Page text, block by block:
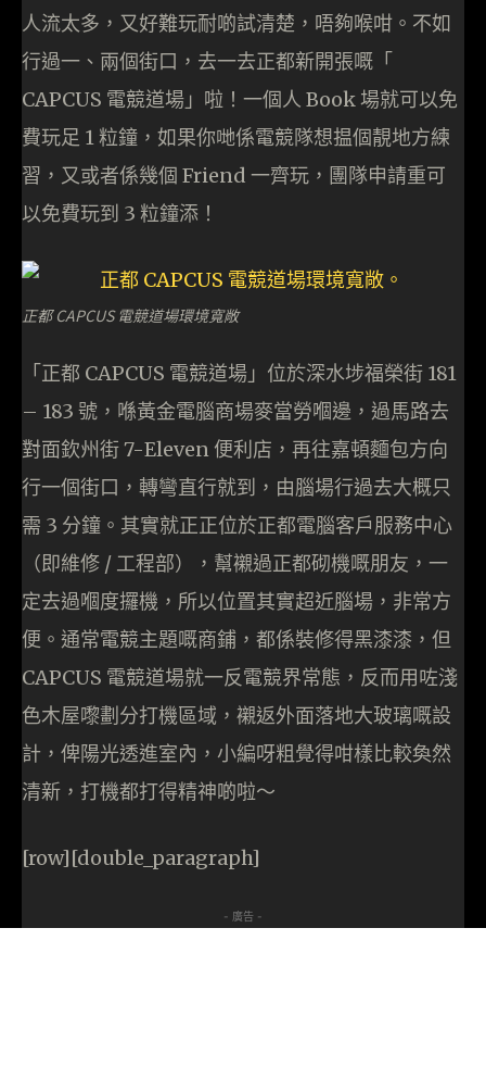
人流太多，又好難玩耐啲試清楚，唔夠喉咁。不如
行過一、兩個街口，去一去正都新開張嘅「
CAPCUS 電競道場」啦！一個人 Book 場就可以免
費玩足 1 粒鐘，如果你哋係電競隊想揾個靚地方練
習，又或者係幾個 Friend 一齊玩，團隊申請重可
以免費玩到 3 粒鐘添！
正都 CAPCUS 電競道場環境寬敞
「正都 CAPCUS 電競道場」位於深水埗福榮街 181
– 183 號，喺黃金電腦商場麥當勞嗰邊，過馬路去
對面欽州街 7-Eleven 便利店，再往嘉頓麵包方向
行一個街口，轉彎直行就到，由腦場行過去大概只
需 3 分鐘。其實就正正位於正都電腦客戶服務中心
（即維修 / 工程部），幫襯過正都砌機嘅朋友，一
定去過嗰度攞機，所以位置其實超近腦場，非常方
便。通常電競主題嘅商鋪，都係裝修得黑漆漆，但
CAPCUS 電競道場就一反電競界常態，反而用咗淺
色木屋嚟劃分打機區域，襯返外面落地大玻璃嘅設
計，俾陽光透進室內，小編呀粗覺得咁樣比較奐然
清新，打機都打得精神啲啦～
[row][double_paragraph]
- 廣告 -